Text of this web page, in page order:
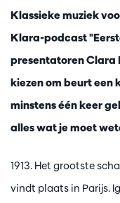
Klassieke muziek
Klara-podcast
presentatoren Clara
kiezen om beurt een
minstens één keer
alles wat je moet
1913. Het grootste
vindt plaats in Parijs.